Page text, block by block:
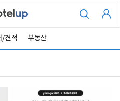
/견적 부동산